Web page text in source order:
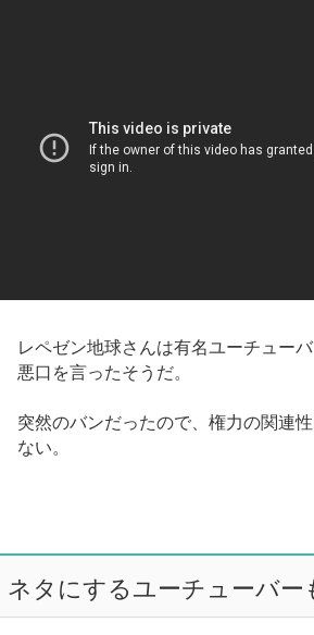
レペゼン地球さんは有名ユーチュー
悪口を言ったそうだ。
突然のバンだったので、権力の関連
ない。
ネタにするユーチューバー